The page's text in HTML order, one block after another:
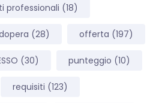
professionali (18)
(28) offerta (197)
(30) punteggio (10)
requisiti (123)